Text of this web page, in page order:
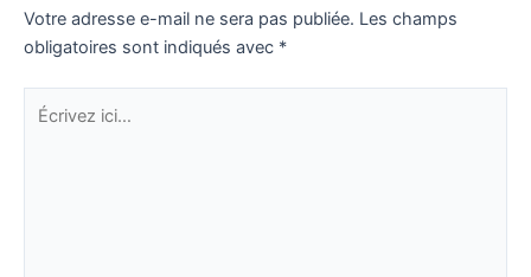
Votre adresse e-mail ne sera pas publiée. Les champs
obligatoires sont indiqués avec *
Écrivez
ici…